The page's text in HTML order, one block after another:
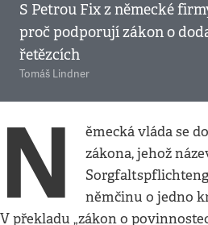
S Petrou Fix z německé
proč podporují zákon o
řetězcích
Tomáš Lindner
N
ěmecká vláda se
zákona, jehož
němčinu o jedno
V překladu „zákon o